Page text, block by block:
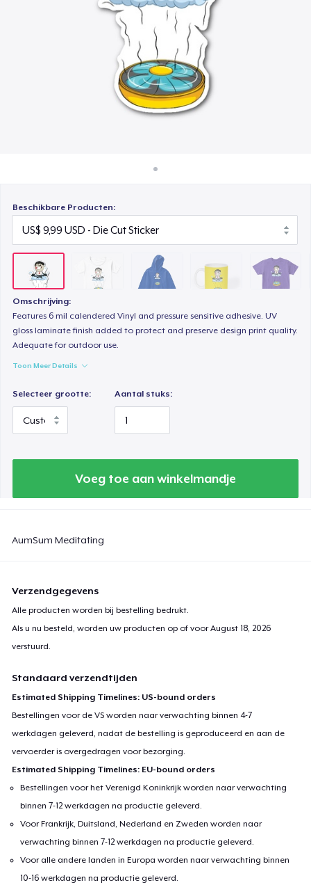
Verkoop overal
Verkoop alles
Beschikbare Producten:
Omschrijving:
Features 6 mil calendered Vinyl and pressure sensitive adhesive. UV
gloss laminate finish added to protect and preserve design print quality.
Adequate for outdoor use.
Toon Meer Details
Selecteer grootte: Aantal stuks:
Voeg toe aan winkelmandje
AumSum Meditating
Verzendgegevens
Alle producten worden bij bestelling bedrukt.
Als u nu besteld, worden uw producten op of voorAugust 18, 2026
verstuurd.
Standaard verzendtijden
Estimated Shipping Timelines: US-bound orders
Bestellingen voor de VS worden naar verwachting binnen 4-7
werkdagen geleverd, nadat de bestelling is geproduceerd en aan de
vervoerder is overgedragen voor bezorging.
Estimated Shipping Timelines: EU-bound orders
Bestellingen voor het Verenigd Koninkrijk worden naar verwachting
binnen 7-12 werkdagen na productie geleverd.
Voor Frankrijk, Duitsland, Nederland en Zweden worden naar
verwachting binnen 7-12 werkdagen na productie geleverd.
Voor alle andere landen in Europa worden naar verwachting binnen
10-16 werkdagen na productie geleverd.
Kids Classic Pullover Hoodie
US$ 20,99